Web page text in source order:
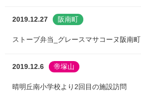
2019.12.27 阪南町
ストーブ弁当_グレースマサコーヌ阪南町
2019.12.6 帝塚山
晴明丘南小学校より2回目の施設訪問